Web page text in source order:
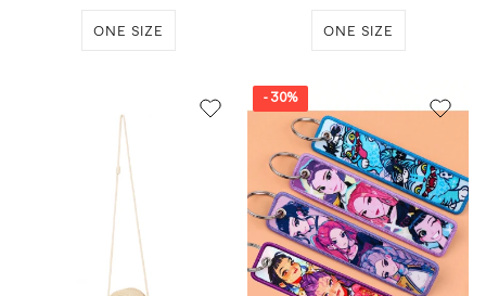
ONE SIZE ONE SIZE
- 30%